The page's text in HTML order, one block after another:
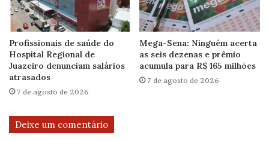
Profissionais de saúde do
Hospital Regional de
Juazeiro denunciam salários
atrasados
7 de agosto de 2026
Mega-Sena: Ninguém acerta
as seis dezenas e prêmio
acumula para R$ 165 milhões
7 de agosto de 2026
Deixe um comentário